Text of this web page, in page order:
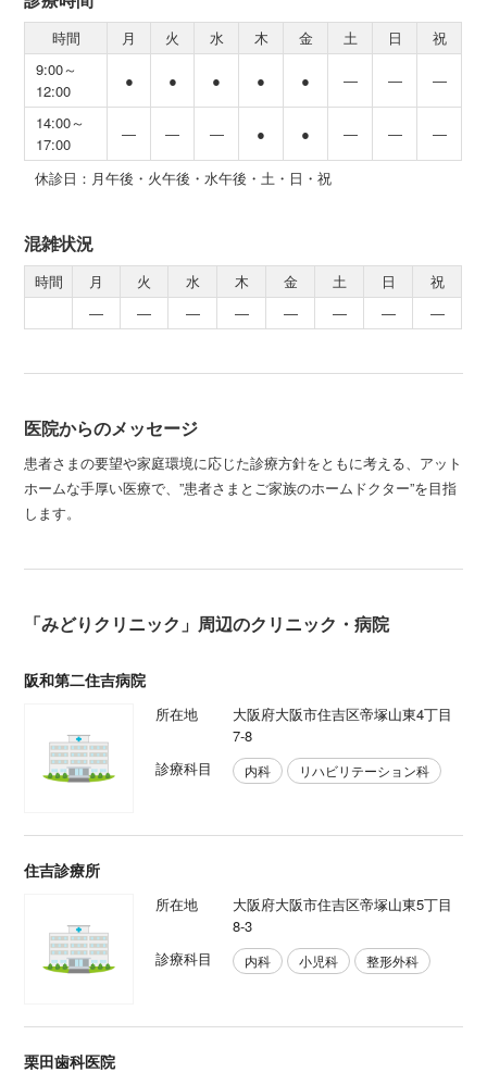
時間 月 火 水 木 金 土 日
祝
9:00～
12:00
● ● ● ● ● ― ― ―
14:00～
17:00
― ― ― ● ● ― ― ―
休診日：月午後・火午後・水午後・土・日・祝
混雑状況
時間 月 火 水 木 金 土 日
祝
―
― ― ― ― ― ― ―
医院からのメッセージ
患者さまの要望や家庭環境に応じた診療方針をともに考える、アット
ホームな手厚い医療で、”患者さまとご家族のホームドクター”を目指
します。
「みどりクリニック」周辺のクリニック・病院
阪和第二住吉病院
所在地
大阪府大阪市住吉区帝塚山東4丁目
7-8
診療科目
内科 リハビリテーション科
住吉診療所
所在地
大阪府大阪市住吉区帝塚山東5丁目
8-3
診療科目
内科 小児科 整形外科
栗田歯科医院